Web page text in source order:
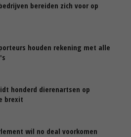
bereiden zich voor op
houden rekening met alle
honderd dierenartsen op
brexit
wil no deal voorkomen